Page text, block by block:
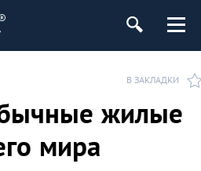
В ЗАКЛАДКИ
жилые
мира